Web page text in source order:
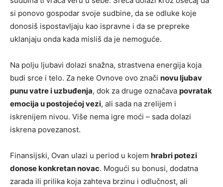
si ponovo gospodar svoje sudbine, da se odluke koje
donosiš ispostavljaju kao ispravne i da se prepreke
uklanjaju onda kada misliš da je nemoguće.
Na polju ljubavi dolazi snažna, strastvena energija koja
budi srce i telo. Za neke Ovnovе ovo znači novu ljubav
punu vatre i uzbuđenja, dok za druge označava povratak
emocija u postojećoj vezi, ali sada na zrelijem i
iskrenijem nivou. Više nema igre moći – sada dolazi
iskrena povezanost.
Finansijski, Ovan ulazi u period u kojem hrabri potezi
donose konkretan novac. Mogući su bonusi, dodatna
zarada ili prilika koja zahteva brzinu i odlučnost, ali